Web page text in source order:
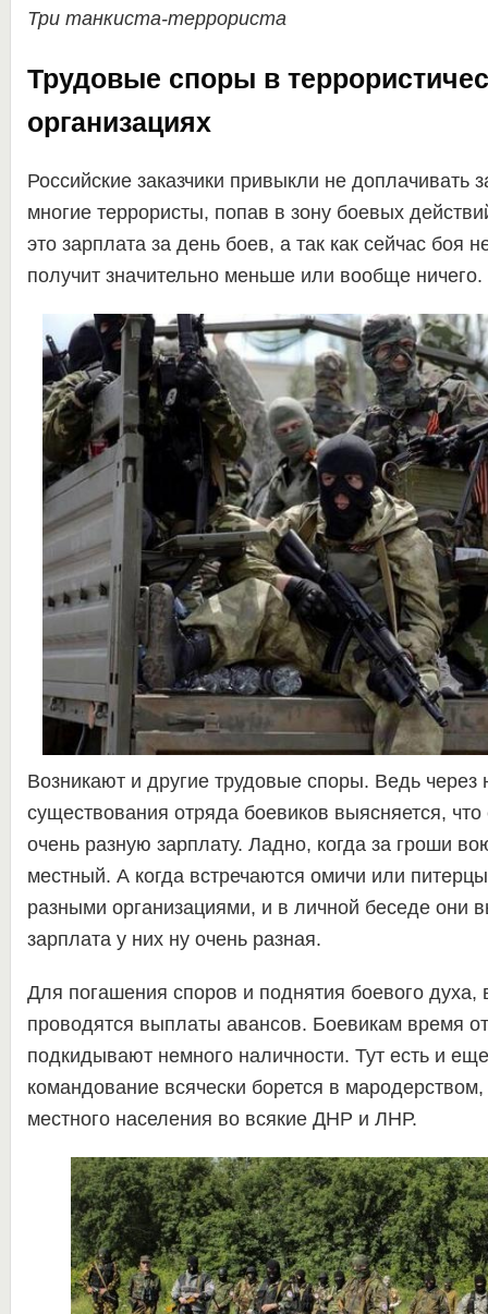
Три танкиста-террориста
Трудовые споры в
организациях
Российские заказчики привыкли не доплачивать
многие террористы, попав в зону боевых
это зарплата за день боев, а так как сейчас боя
получит значительно меньше или вообще ничего.
Возникают и другие трудовые споры. Ведь через
существования отряда боевиков выясняется,
очень разную зарплату. Ладно, когда за гроши
местный. А когда встречаются омичи или
разными организациями, и в личной беседе они
зарплата у них ну очень разная.
Для погашения споров и поднятия боевого духа,
проводятся выплаты авансов. Боевикам время
подкидывают немного наличности. Тут есть и
командование всячески борется в
местного населения во всякие ДНР и ЛНР.